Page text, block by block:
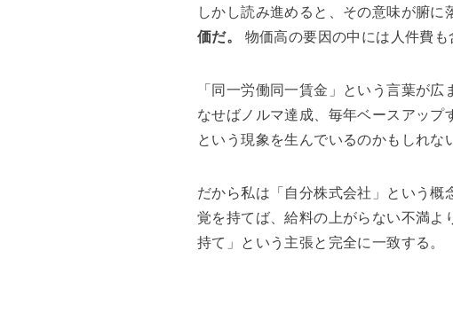
しかし読み進めると、その意味が腑に
価だ。
物価高の要因の中には人件費
「同一労働同一賃金」という言葉が
なせばノルマ達成、毎年ベースアッ
という現象を生んでいるのかもしれな
だから私は「自分株式会社」という
覚を持てば、給料の上がらない不満よ
持て」という主張と完全に一致する。